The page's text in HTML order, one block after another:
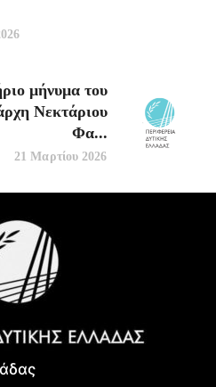
μήνυμα του
Νεκτάριου
Φα...
21 Μαρτίου 2026